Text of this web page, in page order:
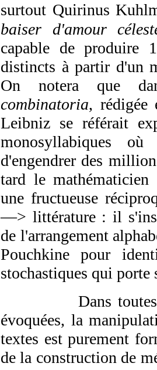
surtout Quirinus
baiser d'amour
capable de produire
distincts à partir d'un
On notera que
combinatoria, rédigée
Leibniz se référait
monosyllabiques où
d'engendrer des
tard le
une fructueuse
—> littérature : il
de l'arrangement
Pouchkine pour
stochastiques qui porte
Dans toutes les
évoquées, la
textes est purement
de la construction de